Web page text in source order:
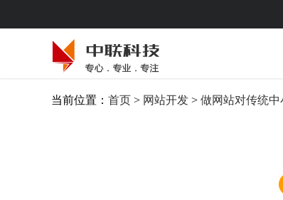
当前位置： 首页 > 网站开发 > 做网站对传统